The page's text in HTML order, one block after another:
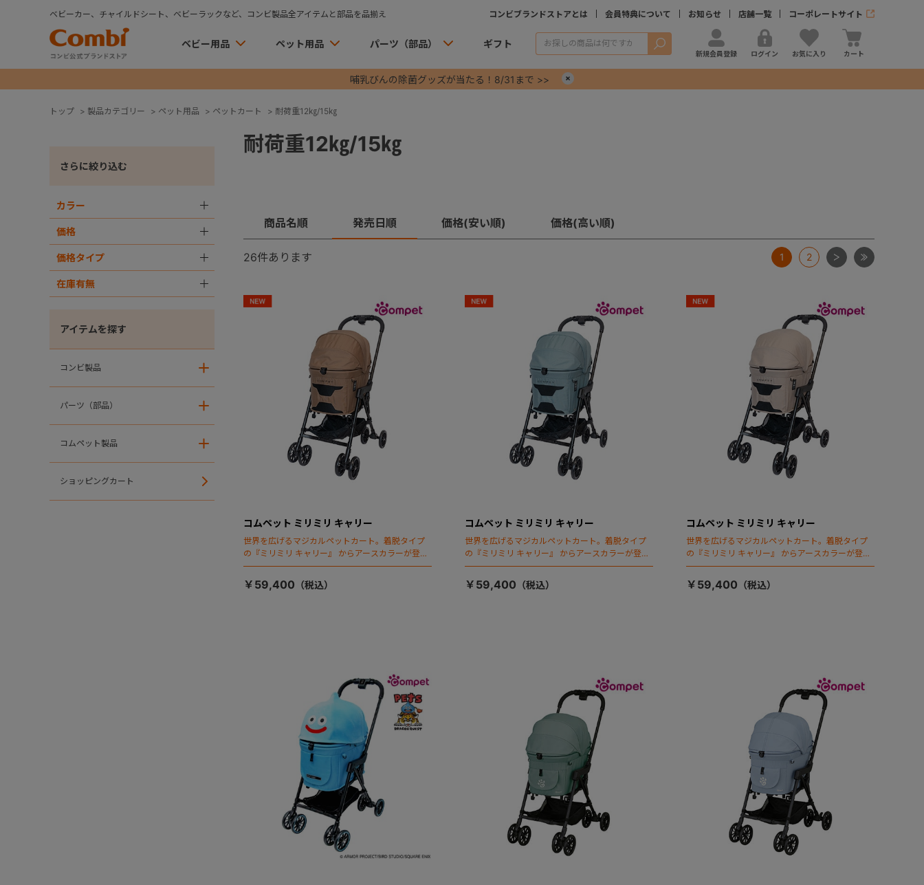
ベビーカー、チャイルドシート、ベビーラックなど、コンビ製品全アイテムと部品を品揃え コンビブランドストアとは 会員特典について お知らせ 店舗一覧 コーポレートサイト
ベビー用品 ペット用品 パーツ（部品） ギフト 検索
新規会員登録 ログイン お気に入り カート
哺乳びんの除菌グッズが当たる！8/31まで >>
トップ > 製品カテゴリー > ペット用品 > ペットカート > 耐荷重12㎏/15㎏
さらに絞り込む
カラー
価格
価格タイプ
在庫有無
アイテムを探す
コンビ製品
パーツ（部品）
コムペット製品
ショッピングカート
耐荷重12㎏/15㎏
商品名順 発売日順 価格(安い順) 価格(高い順)
26件あります 1 2 次 最後
コムペット ミリミリ キャリー
世界を広げるマジカルペットカート。着脱タイプ
の『ミリミリ キャリー』 からアースカラーが登
場！
￥59,400
コムペット ミリミリ キャリー
世界を広げるマジカルペットカート。着脱タイプ
の『ミリミリ キャリー』 からアースカラーが登
場！
￥59,400
コムペット ミリミリ キャリー
世界を広げるマジカルペットカート。着脱タイプ
の『ミリミリ キャリー』 からアースカラーが登
場！
￥59,400